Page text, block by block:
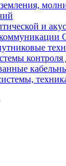
и
контроля